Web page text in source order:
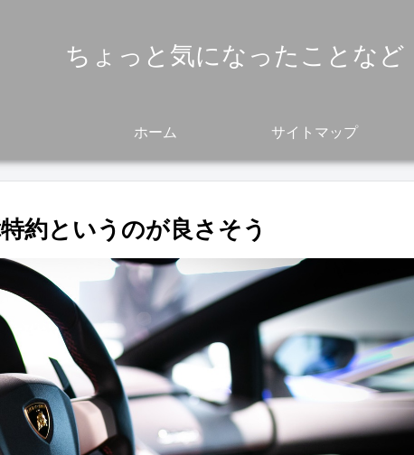
ちょっと気になったことなど
ホーム サイトマップ
約というのが良さそう